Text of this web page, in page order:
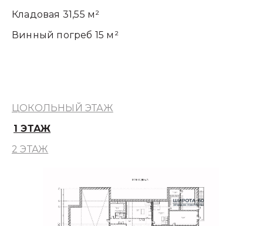
Винный погреб 15 м²
Кладовая 31,55 м²
ЦОКОЛЬНЫЙ ЭТАЖ
1 ЭТАЖ
2 ЭТАЖ